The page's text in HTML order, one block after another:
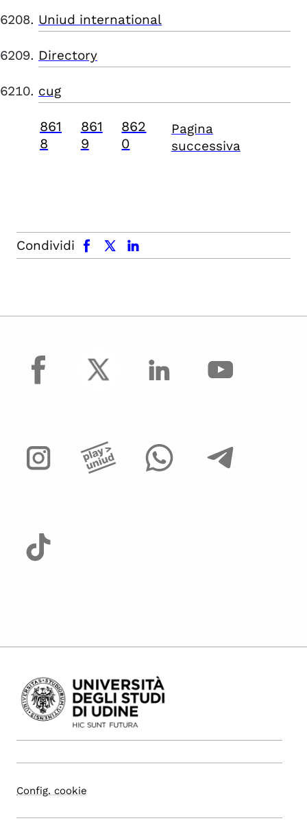
Uniud international
Directory
cug
861
8
861
9
862
0
Pagina
successiva
Condividi
facebook x.com linkedin
facebook
Config. cookie